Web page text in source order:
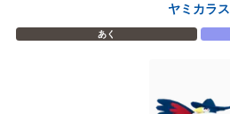
ヤミカラス
あく